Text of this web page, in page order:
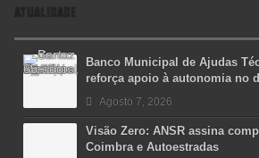
ATUALIDADE
Banco Municipal de Ajudas
reforça apoio à autonomia no
Agosto 7, 2026
Visão Zero: ANSR assina
Coimbra e Autoestradas